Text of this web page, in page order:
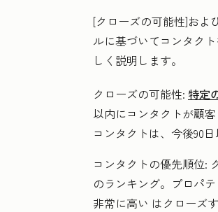
[クローズの可能性]およ
ルに基づいてコンタク
しく説明します。
クローズの可能性: 特定
以内にコンタクトが顧
コンタクトは、今後90
コンタクトの優先順位:
のランキング。プロパ
非常に高い はクローズ